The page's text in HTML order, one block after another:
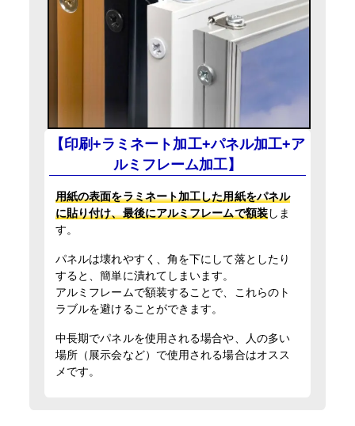
【印刷+ラミネート加工+パネル加工+ア
ルミフレーム加工】
用紙の表面をラミネート加工した用紙をパネル
に貼り付け、最後にアルミフレームで額装しま
す。
パネルは壊れやすく、角を下にして落としたり
すると、簡単に潰れてしまいます。
アルミフレームで額装することで、これらのト
ラブルを避けることができます。
中長期でパネルを使用される場合や、人の多い
場所（展示会など）で使用される場合はオスス
メです。